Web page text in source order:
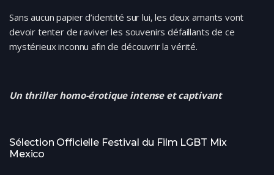
Sans aucun papier d’identité sur lui, les deux amants vont
devoir tenter de raviver les souvenirs défaillants de ce
mystérieux inconnu afin de découvrir la vérité.
Un thriller homo-érotique intense et captivant
Sélection Officielle Festival du Film LGBT Mix
Mexico